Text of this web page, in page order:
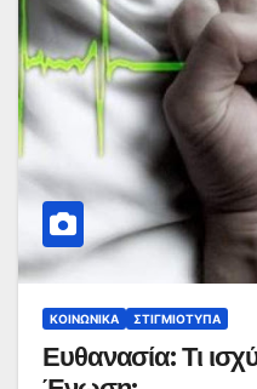
ΚΟΙΝΩΝΙΚΆ ΣΤΙΓΜΙΌΤΥΠΑ
Ευθανασία: Τι